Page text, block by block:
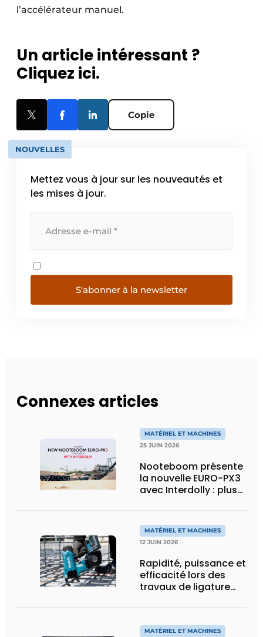
l’accélérateur manuel.
Un article intéressant ?
Cliquez ici.
Copie
NOUVELLES
Mettez vous à jour sur les nouveautés et
les mises à jour.
S'abonner à la newsletter
Connexes articles
MATÉRIEL ET MACHINES
25 JUIN 2026
Nooteboom présente
la nouvelle EURO-PX3
avec Interdolly : plus
transport spécial
MATÉRIEL ET MACHINES
12 JUIN 2026
Rapidité, puissance et
efficacité lors des
travaux de ligature
MATÉRIEL ET MACHINES